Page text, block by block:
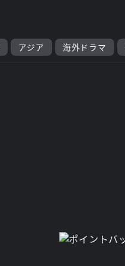
アジア 海外ドラマ